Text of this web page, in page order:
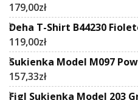
179,00zł
Deha T-Shirt B44230
119,00zł
Sukienka Model M097
157,33zł
Figl Sukienka Model 203